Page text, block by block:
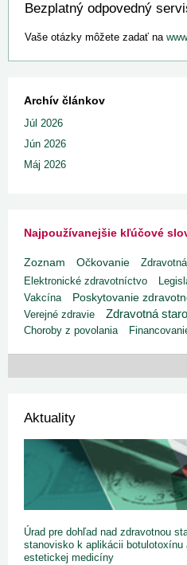
Bezplatný odpovedný
Vaše otázky môžete zadať na
Archív článkov
Júl 2026
Jún 2026
Máj 2026
Najpoužívanejšie kľúčové
Zoznam Očkovanie
Elektronické zdravotníctvo
Vakcína Poskytovanie
Verejné zdravie Zdravotná
Choroby z povolania
Aktuality
Úrad pre dohľad nad zdravotnou
stanovisko k aplikácii
estetickej medicíny